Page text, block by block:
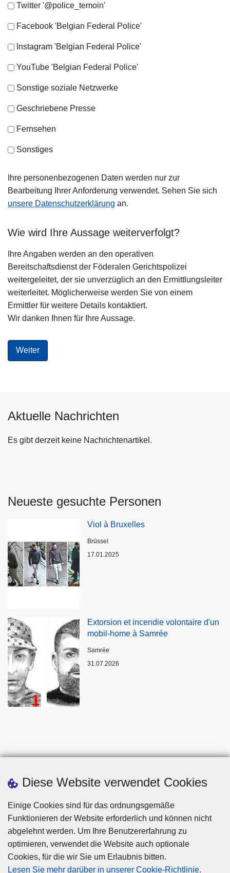
Diese Website verwendet Cookies
Einige Cookies sind für das ordnungsgemäße
Funktionieren der Website erforderlich und können nicht
abgelehnt werden. Um Ihre Benutzererfahrung zu
optimieren, verwendet die Website auch optionale
Cookies, für die wir Sie um Erlaubnis bitten.
Lesen Sie mehr darüber in unserer Cookie-Richtlinie.
Twitter '@police_temoin'
Facebook 'Belgian Federal Police'
Instagram 'Belgian Federal Police'
YouTube 'Belgian Federal Police'
Sonstige soziale Netzwerke
Geschriebene Presse
Fernsehen
Sonstiges
Ihre personenbezogenen Daten werden nur zur
Bearbeitung Ihrer Anforderung verwendet. Sehen Sie sich
unsere Datenschutzerklärung an.
Wie wird Ihre Aussage weiterverfolgt?
Ihre Angaben werden an den operativen
Bereitschaftsdienst der Föderalen Gerichtspolizei
weitergeleitet, der sie unverzüglich an den Ermittlungsleiter
weiterleitet. Möglicherweise werden Sie von einem
Ermittler für weitere Details kontaktiert.
Wir danken Ihnen für Ihre Aussage.
Aktuelle Nachrichten
Es gibt derzeit keine Nachrichtenartikel.
Neueste gesuchte Personen
Viol à Bruxelles
Standort
Brüssel
17.01.2025
Extorsion et incendie volontaire d'un
mobil-home à Samrée
Standort
Samrée
31.07.2026
Disclaimer